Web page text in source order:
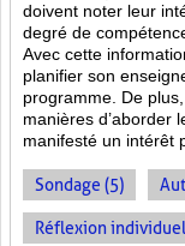
doivent noter leur
degré de
Avec cette
planifier son
programme. De
manières d’aborder
manifesté un intérêt
Sondage (5)
Réflexion